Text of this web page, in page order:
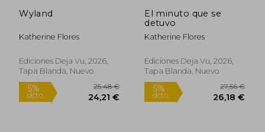
Rápido
Wyland
Katherine Flores
Ediciones Deja Vu, 2026,
Tapa Blanda, Nuevo
El minuto que se
detuvo
Katherine Flores
Ediciones Deja Vu, 2026,
Tapa Blanda, Nuevo